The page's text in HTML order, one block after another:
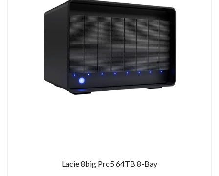
Lacie 8big Pro5 64TB 8-Bay